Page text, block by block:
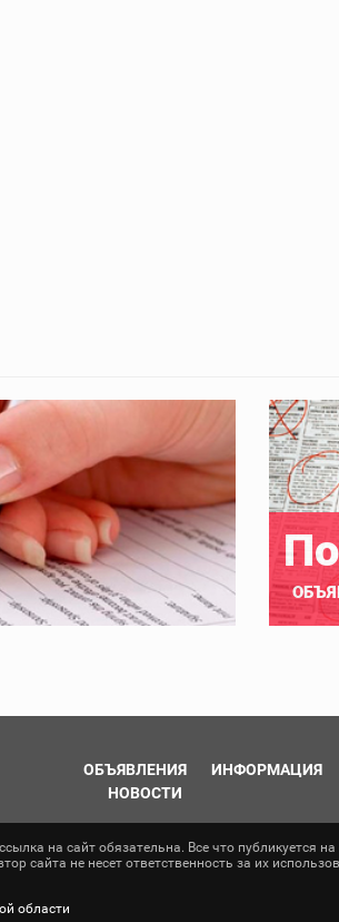
ОБЪЯВЛЕНИЯ ИНФОРМАЦИЯ
НОВОСТИ
на сайт обязательна. Все что публикуется на
сайта не несет ответственность за их
области